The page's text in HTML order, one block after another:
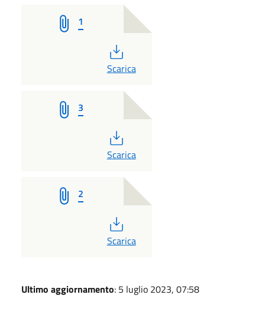
1
PDF
Scarica
3
PDF
Scarica
2
PDF
Scarica
Ultimo aggiornamento: 5 luglio 2023, 07:58